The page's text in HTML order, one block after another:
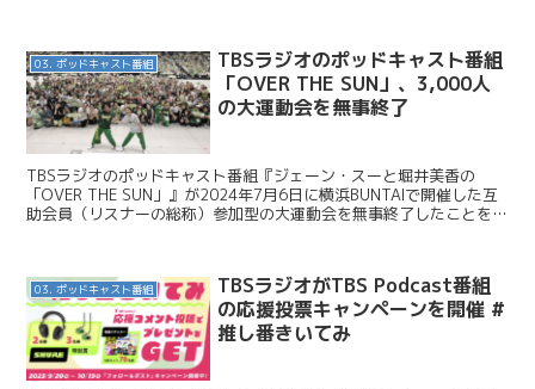
03. ポッドキャスト番組
TBSラジオのポッドキャスト番組
「OVER THE SUN」、3,000人
の大運動会を無事終了
TBSラジオのポッドキャスト番組『ジェーン・スーと堀井美香の
「OVER THE SUN」』が2024年7月6日に横浜BUNTAIで開催した互
助会員（リスナーの総称）参加型の大運動会を無事終了したことを発
03. ポッドキャスト番組
TBSラジオがTBS Podcast番組
の応援投票キャンペーンを開催 #
推し番きいてみ